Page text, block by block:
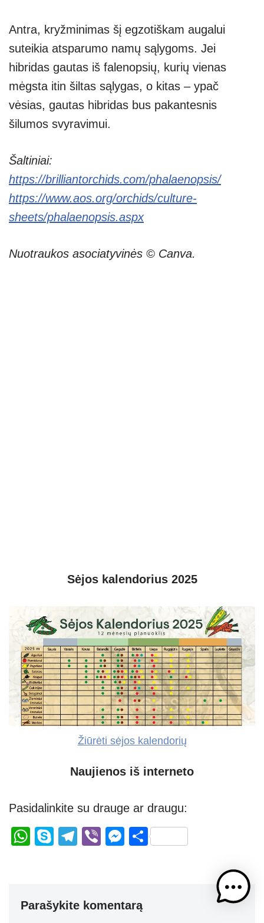
Antra, kryžminimas šį egzotiškam augalui
suteikia atsparumo namų sąlygoms. Jei
hibridas gautas iš falenopsių, kurių vienas
mėgsta itin šiltas sąlygas, o kitas – ypač
vėsias, gautas hibridas bus pakantesnis
šilumos svyravimui.
Šaltiniai:
https://brilliantorchids.com/phalaenopsis/
https://www.aos.org/orchids/culture-
sheets/phalaenopsis.aspx
Nuotraukos asociatyvinės © Canva.
Sėjos kalendorius 2025
Žiūrėti sėjos kalendorių
Naujienos iš interneto
Pasidalinkite su drauge ar draugu:
W
A
S
T
a
Vi
M
n
S
Parašykite komentarą